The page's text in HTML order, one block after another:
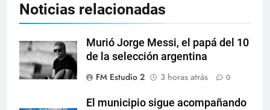
Noticias relacionadas
Murió Jorge Messi, el papá del 10
de la selección argentina
FM Estudio 2
3 horas atrás 0
El municipio sigue acompañando